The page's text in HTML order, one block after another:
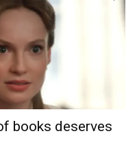
books deserves